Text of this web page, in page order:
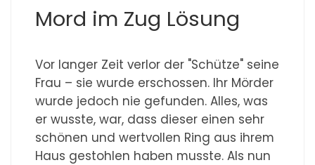
Mord im Zug Lösung
Vor langer Zeit verlor der "Schütze" seine
Frau – sie wurde erschossen. Ihr Mörder
wurde jedoch nie gefunden. Alles, was
er wusste, war, dass dieser einen sehr
schönen und wertvollen Ring aus ihrem
Haus gestohlen haben musste. Als nun